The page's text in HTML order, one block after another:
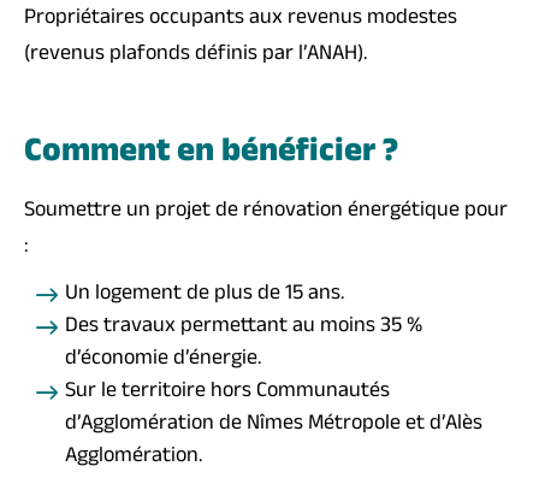
Propriétaires occupants aux revenus modestes
(revenus plafonds définis par l’ANAH).
Comment en bénéficier ?
Soumettre un projet de rénovation énergétique pour
:
Un logement de plus de 15 ans.
Des travaux permettant au moins 35 %
d’économie d’énergie.
Sur le territoire hors Communautés
d’Agglomération de Nîmes Métropole et d’Alès
Agglomération.